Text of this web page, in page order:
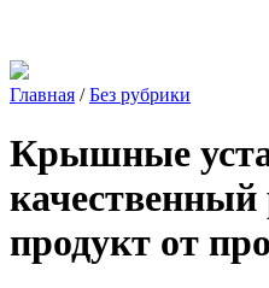
Главная /Без рубрики
Крышные
продукт от